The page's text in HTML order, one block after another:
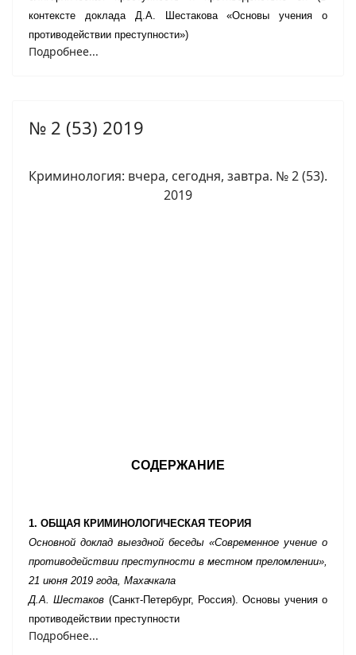
контексте доклада Д.А. Шестакова«Основы учения о
противодействии преступности»)
Подробнее...
№ 2 (53) 2019
Криминология: вчера, сегодня, завтра. № 2 (53).
2019
СОДЕРЖАНИЕ
1. ОБЩАЯ КРИМИНОЛОГИЧЕСКАЯ ТЕОРИЯ
Основной доклад выездной беседы «Современное учение о
противодействии преступности в местном преломлении»,
21 июня 2019 года, Махачкала
Д.А. Шестаков (Санкт-Петербург, Россия). Основы учения о
противодействии преступности
Подробнее...